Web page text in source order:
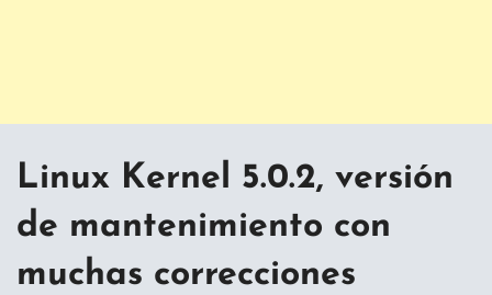
Linux Kernel 5.0.2, versión
de mantenimiento con
muchas correcciones